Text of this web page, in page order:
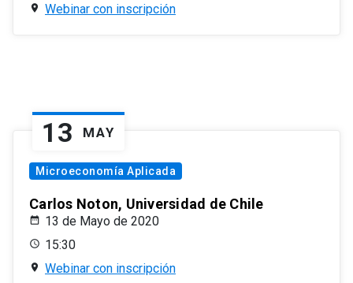
Webinar con inscripción
13 MAY
Microeconomía Aplicada
Carlos Noton, Universidad de Chile
13 de Mayo de 2020
15:30
Webinar con inscripción